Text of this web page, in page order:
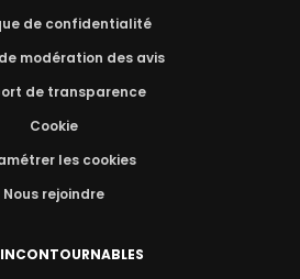
de confidentialité
modération des avis
de transparence
Cookie
les cookies
Nous rejoindre